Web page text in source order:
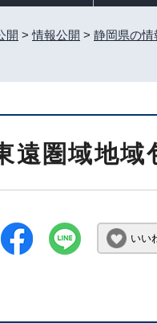
開 >情報公開 > 静岡県の情
遠圏域地
いい